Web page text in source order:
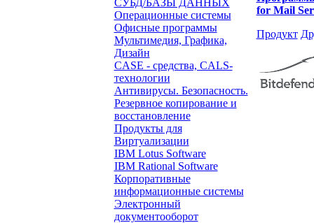
СУБД/БАЗЫ ДАННЫХ
Операционные системы
Офисные программы
Мультимедия, Графика,
Дизайн
CASE - средства, CALS-
технологии
Антивирусы. Безопасность.
Резервное копирование и
восстановление
Продукты для
Виртуализации
IBM Lotus Software
IBM Rational Software
Корпоративные
информационные системы
Электронный
документооборот
for Mail
Продукт